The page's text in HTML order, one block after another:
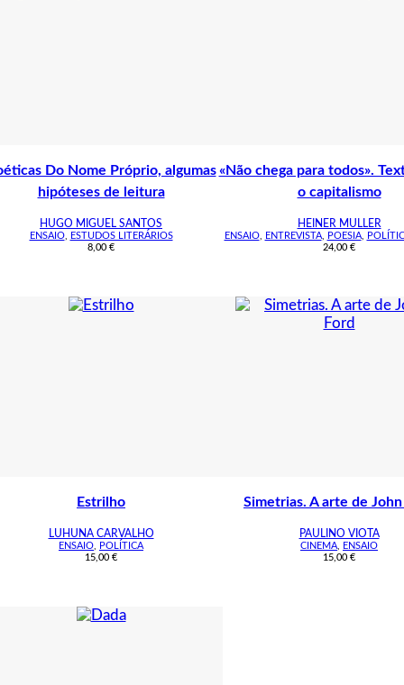
Do Nome Próprio, algumas
hipóteses de leitura
HUGO MIGUEL SANTOS
ENSAIO,
ESTUDOS LITERÁRIOS
8,00 €
«Não chega para todos».
o capitalismo
HEINER MULLER
ENSAIO, ENTREVISTA, POESIA,
24,00 €
Estrilho
LUHUNA CARVALHO
ENSAIO
POLÍTICA
15,00 €
Simetrias. A arte de
PAULINO VIOTA
CINEMA
ENSAIO
15,00 €